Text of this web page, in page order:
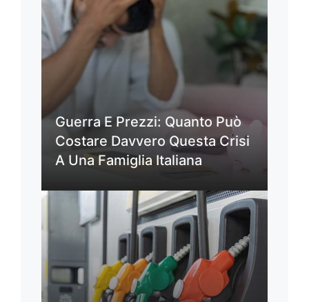
Guerra E Prezzi: Quanto Può
Costare Davvero Questa Crisi
A Una Famiglia Italiana